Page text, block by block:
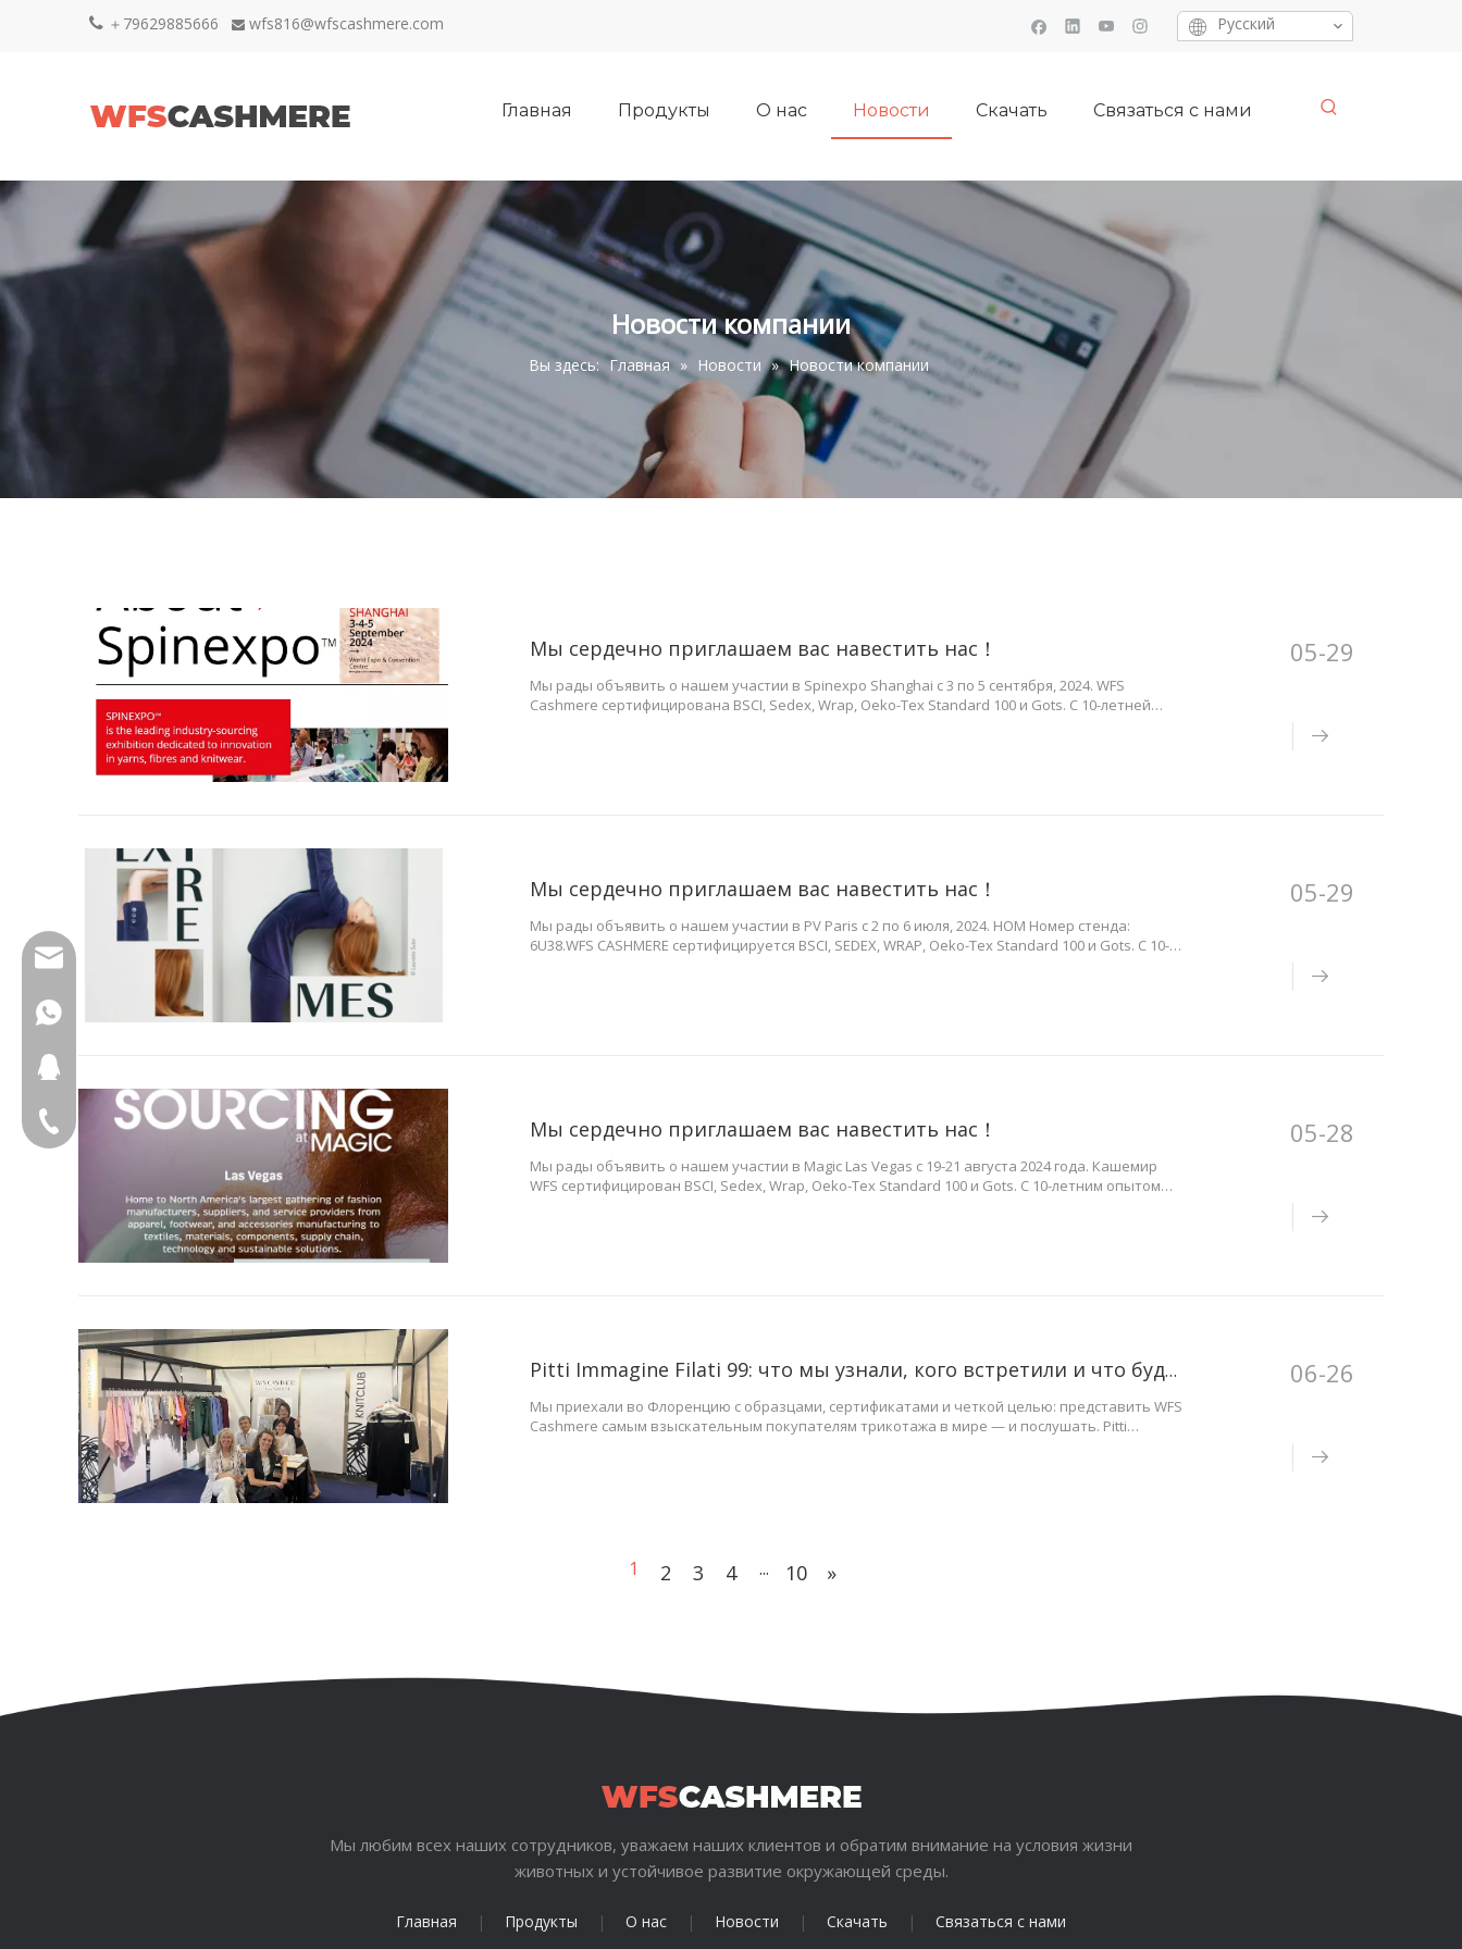
 ＋79629885666  wfs816@wfscashmere.com Pусский
Главная Продукты О нас Новости Скачать Связаться с нами
Новости компании
Вы здесь: Главная » Новости » Новости компании
Мы сердечно приглашаем вас навестить нас！
Мы рады объявить о нашем участии в Spinexpo Shanghai с 3 по 5 сентября, 2024. WFS
Cashmere сертифицирована BSCI, Sedex, Wrap, Oeko-Tex Standard 100 и Gots. С 10-летней
05-29
Мы сердечно приглашаем вас навестить нас！
Мы рады объявить о нашем участии в PV Paris с 2 по 6 июля, 2024. НОМ Номер стенда:
6U38.WFS CASHMERE сертифицируется BSCI, SEDEX, WRAP, Oeko-Tex Standard 100 и Gots. С 10-
05-29
Мы сердечно приглашаем вас навестить нас！
Мы рады объявить о нашем участии в Magic Las Vegas с 19-21 августа 2024 года. Кашемир
WFS сертифицирован BSCI, Sedex, Wrap, Oeko-Tex Standard 100 и Gots. С 10-летним опытом
05-28
Pitti Immagine Filati 99: что мы узнали, кого встретили и что будет дальше
Мы приехали во Флоренцию с образцами, сертификатами и четкой целью: представить WFS
Cashmere самым взыскательным покупателям трикотажа в мире — и послушать. Pitti
06-26
1 2 3 4 ... 10 »
Мы любим всех наших сотрудников, уважаем наших клиентов и обратим внимание на условия жизни
животных и устойчивое развитие окружающей среды.
Главная | Продукты | О нас | Новости | Скачать | Связаться с нами
wfs816@wfscashmere.com
+86 17553102731
＋79629885666